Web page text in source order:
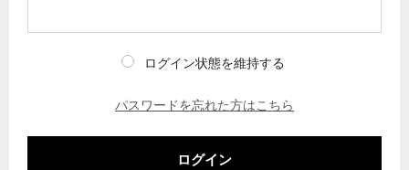
ログイン状態を維持する
パスワードを忘れた方はこちら
ログイン